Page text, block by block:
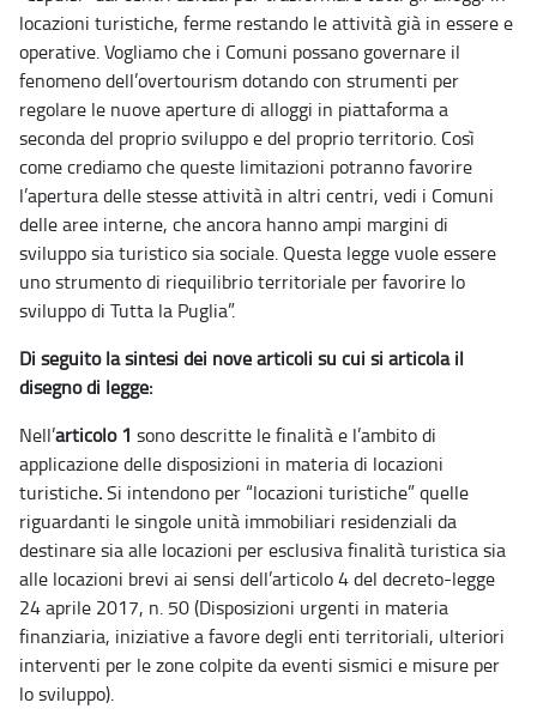
locazioni turistiche, ferme restando le attività già in essere e
operative. Vogliamo che i Comuni possano governare il
fenomeno dell’overtourism dotando con strumenti per
regolare le nuove aperture di alloggi in piattaforma a
seconda del proprio sviluppo e del proprio territorio. Così
come crediamo che queste limitazioni potranno favorire
l’apertura delle stesse attività in altri centri, vedi i Comuni
delle aree interne, che ancora hanno ampi margini di
sviluppo sia turistico sia sociale. Questa legge vuole essere
uno strumento di riequilibrio territoriale per favorire lo
sviluppo di Tutta la Puglia”.
Di seguito la sintesi dei nove articoli su cui si articola il
disegno di legge:
Nell’articolo 1 sono descritte le finalità e l’ambito di
applicazione delle disposizioni in materia di locazioni
turistiche.Si intendono per “locazioni turistiche” quelle
riguardanti le singole unità immobiliari residenziali da
destinare sia alle locazioni per esclusiva finalità turistica sia
alle locazioni brevi ai sensi dell’articolo 4 del decreto-legge
24 aprile 2017, n. 50 (Disposizioni urgenti in materia
finanziaria, iniziative a favore degli enti territoriali, ulteriori
interventi per le zone colpite da eventi sismici e misure per
lo sviluppo).